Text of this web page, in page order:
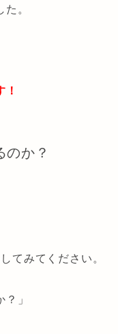
。
のか？
てみてください。
」